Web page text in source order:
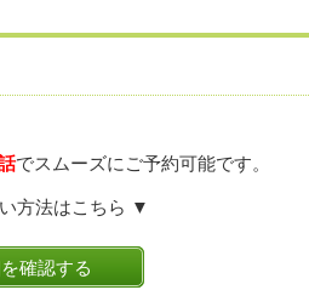
でスムーズにご予約可能です。
方法はこちら ▼
確認する